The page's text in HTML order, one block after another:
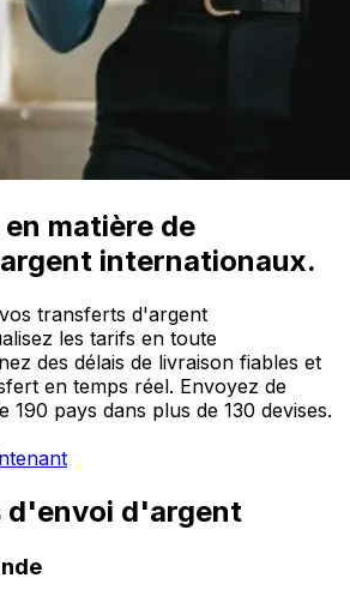
matière de
internationaux.
transferts d'argent
les tarifs en toute
des délais de livraison fiables et
en temps réel. Envoyez de
190 pays dans plus de 130 devises.
d'envoi d'argent